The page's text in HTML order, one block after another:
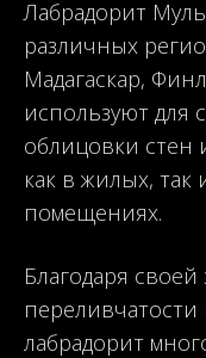
Лабрадорит
различных
Мадагаскар,
используют для
облицовки стен
как в жилых, так
помещениях.
Благодаря
лабрадорит